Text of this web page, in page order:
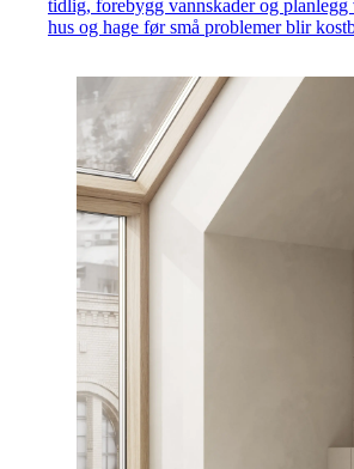
tidlig, forebygg vannskader og
hus og hage før små problemer blir